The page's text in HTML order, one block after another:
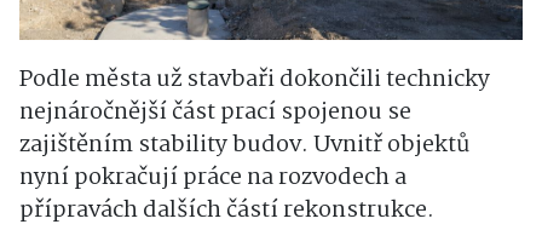
Podle města už stavbaři dokončili technicky
nejnáročnější část prací spojenou se
zajištěním stability budov. Uvnitř objektů
nyní pokračují práce na rozvodech a
přípravách dalších částí rekonstrukce.